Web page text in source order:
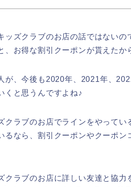
ッズクラブのお店の話ではない
、お得な割引クーポンが貰えたか
が、今後も2020年、2021年、
くと思うんですよね♪
クラブのお店でラインをやってい
るなら、割引クーポンやクーポ
クラブのお店に詳しい友達と協力